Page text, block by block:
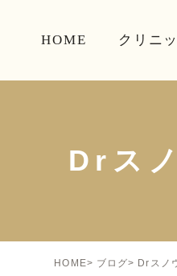
HOME クリニ
Drス
HOME ブログ Drスノ